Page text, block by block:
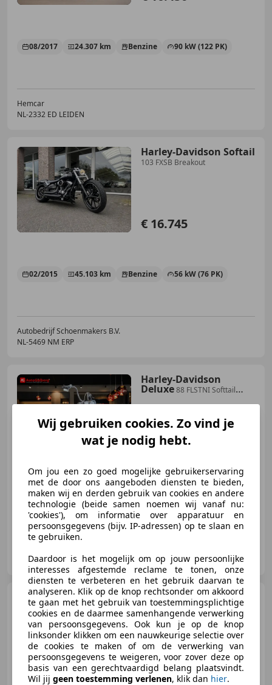
08/2017 24.307 km Benzine 90 kW (122 PK)
Hemcar
NL-2332 ED LEIDEN
Harley-Davidson Softail
103 FXSB Breakout
€ 16.745
02/2015 45.103 km Benzine 56 kW (76 PK)
Autobedrijf Schoenmakers B.V.
NL-5469 NM ERP
Harley-Davidson
Deluxe88 FLSTNI Softtail
€ 17.500
04/2005 29.169 km Benzine 47 kW (64 PK)
NL-5741 TR Beek en Donk
Harley-Davidson Ultra
2017 Hard Candy Custom
€ 17.950
Wij gebruiken cookies. Zo vind je
wat je nodig hebt.
Om jou een zo goed mogelijke gebruikerservaring
met de door ons aangeboden diensten te bieden,
maken wij en derden gebruik van cookies en andere
technologie (beide samen noemen wij vanaf nu:
'cookies'), om informatie over apparatuur en
persoonsgegevens (bijv. IP-adressen) op te slaan en
te gebruiken.
Daardoor is het mogelijk om op jouw persoonlijke
interesses afgestemde reclame te tonen, onze
diensten te verbeteren en het gebruik daarvan te
analyseren. Klik op de knop rechtsonder om akkoord
te gaan met het gebruik van toestemmingsplichtige
cookies en de daarmee samenhangende verwerking
van persoonsgegevens. Ook kun je op de knop
linksonder klikken om een nauwkeurige selectie over
de cookies te maken of om de verwerking van
persoonsgegevens te weigeren, voor zover deze op
basis van een gerechtvaardigd belang plaatsvindt.
Wil jij geen toestemming verlenen, klik dan hier.